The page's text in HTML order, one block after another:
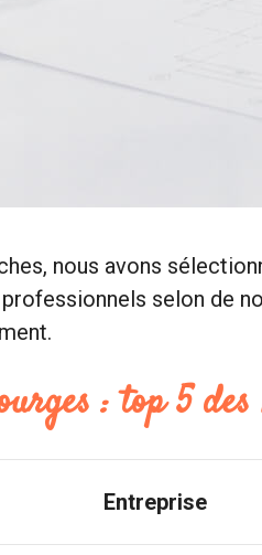
nous avons
selon de
: top 5
Entreprise